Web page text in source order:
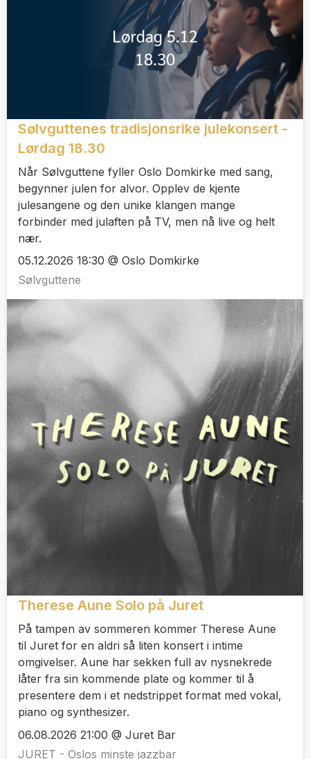
Sølvguttenes tradisjonsrike julekonsert -
Lørdag 18.30
Når Sølvguttene fyller Oslo Domkirke med sang,
begynner julen for alvor. Opplev de kjente
julesangene og den unike klangen mange
forbinder med julaften på TV, men nå live og helt
nær.
05.12.2026 18:30 @ Oslo Domkirke
Sølvguttene
Therese Aune Solo på Juret
På tampen av sommeren kommer Therese Aune
til Juret for en aldri så liten konsert i intime
omgivelser. Aune har sekken full av nysnekrede
låter fra sin kommende plate og kommer til å
presentere dem i et nedstrippet format med vokal,
piano og synthesizer.
06.08.2026 21:00 @ Juret Bar
JURET - Oslos minste jazzbar